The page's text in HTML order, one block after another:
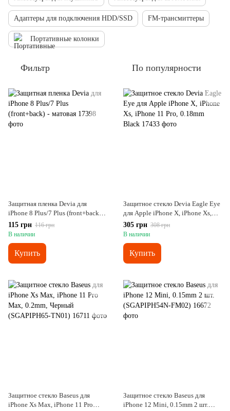
Адаптеры для подключения HDD/SSD FM-трансмиттеры
Портативные колонки
Фильтр По популярности
Защитная пленка Devia для
iPhone 8 Plus/7 Plus (front+back) -
матовая
115 грн 116 грн
В наличии
Купить
Защитное cтекло Devia Eagle Eye
для Apple iPhone X, iPhone Xs,
iPhone 11 Pro, 0.18mm Black
305 грн 308 грн
В наличии
Купить
Защитное cтекло Baseus для
iPhone Xs Max, iPhone 11 Pro
Защитное cтекло Baseus для
iPhone 12 Mini, 0.15mm 2 шт.